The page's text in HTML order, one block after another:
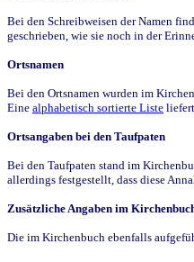
Bei den Schreibweisen der Namen
geschrieben, wie sie noch in der
Ortsnamen
Bei den Ortsnamen wurden im
Eine alphabetisch sortierte Liste
Ortsangaben bei den Taufpaten
Bei den Taufpaten stand im
allerdings festgestellt, dass diese
Zusätzliche Angaben im
Die im Kirchenbuch ebenfalls